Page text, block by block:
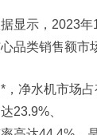
显示，2023
品类销售额市
，净水机市场
23.9%、